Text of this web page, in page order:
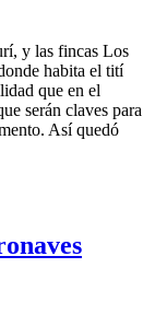
y las fincas Los
habita el tití
que en el
serán claves para
Así quedó